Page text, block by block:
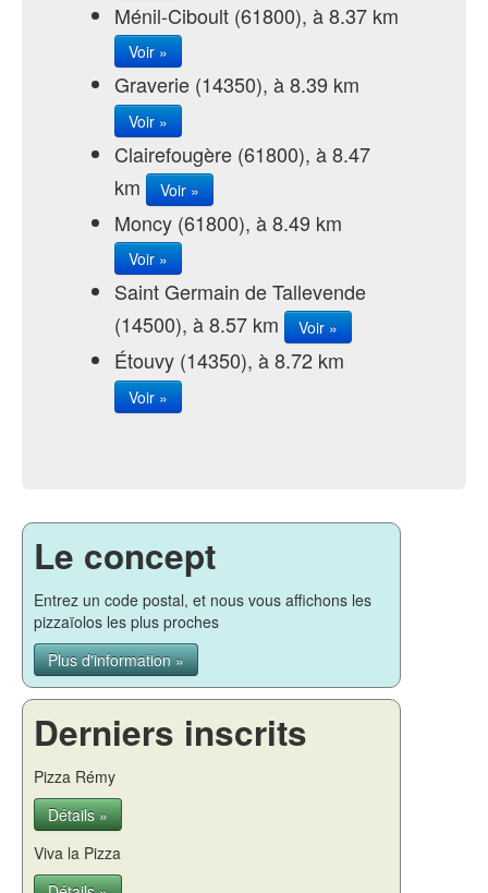
Ménil-Ciboult (61800), à 8.37 km
Voir »
Graverie (14350), à 8.39 km
Voir »
Clairefougère (61800), à 8.47
km
Voir »
Moncy (61800), à 8.49 km
Voir »
Saint Germain de Tallevende
(14500), à 8.57 km
Voir »
Étouvy (14350), à 8.72 km
Voir »
Le concept
Entrez un code postal, et nous vous affichons les
pizzaïolos les plus proches
Plus d'information »
Derniers inscrits
Pizza Rémy
Détails »
Viva la Pizza